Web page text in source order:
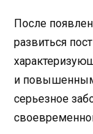
После
развиться
и повышенным
серьезное